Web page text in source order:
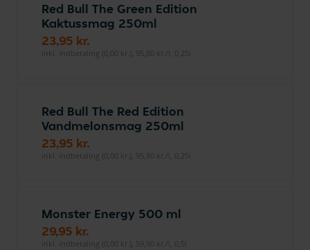
Red Bull The Green Edition
Kaktussmag 250ml
23,95 kr.
inkl. indbetaling (0,00 kr.), 95,80 kr./l, 0,25l
Red Bull The Red Edition
Vandmelonsmag 250ml
23,95 kr.
inkl. indbetaling (0,00 kr.), 95,80 kr./l, 0,25l
Monster Energy 500 ml
29,95 kr.
inkl. indbetaling (0,00 kr.), 59,90 kr./l, 0,5l